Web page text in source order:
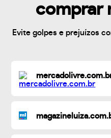
comprar
Evite golpes e prejuízos